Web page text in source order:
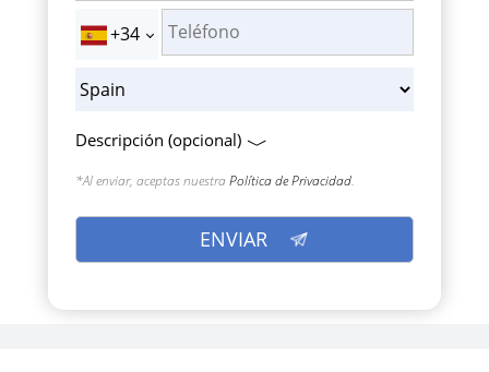
+34
Descripción (opcional)
*Al enviar, aceptas nuestraPolítica de Privacidad.